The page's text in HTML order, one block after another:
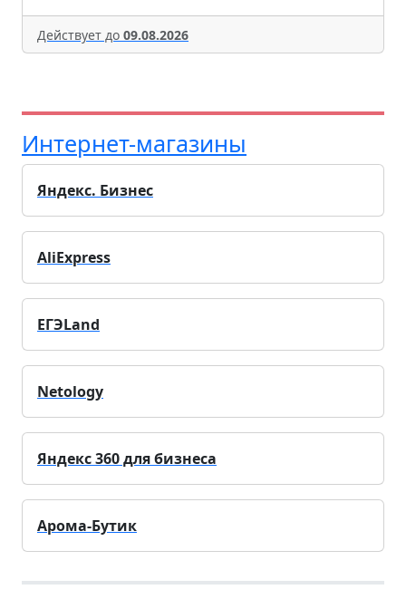
Действует до 09.08.2026
Интернет-магазины
Яндекс. Бизнес
AliExpress
ЕГЭLand
Netology
Яндекс 360 для бизнеса
Арома-Бутик